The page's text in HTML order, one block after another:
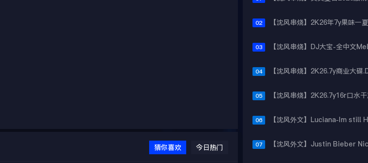
猜你喜欢 今日热门
02
03
04
05
06
07